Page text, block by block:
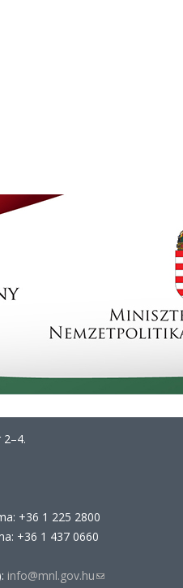
+36 1 225 2800
+36 1 437 0660
info@mnl.gov.hu(link